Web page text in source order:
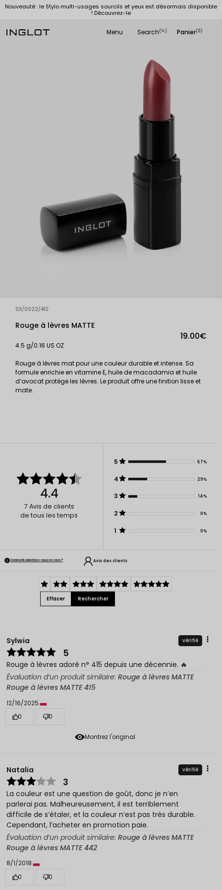
Nouveauté : le Stylo multi-usages sourcils et yeux est désormais disponible
! Découvrez-le
Menu Search(
search ) Panier(0)
03/0022/410
Rouge à lèvres MATTE
19.00€
4.5 g/0.16 US OZ
Rouge à lèvres mat pour une couleur durable et intense. Sa
formule enrichie en vitamine E, huile de macadamia et huile
d’avocat protège les lèvres. Le produit offre une finition lisse et
mate.
4.4
7 Avis de clients
de tous les temps
5 57%
4 29%
3 14%
2 0%
1 0%
Comment collectons-nous les avis ? Avis des clients
Effacer Rechercher
Montrez l'original
Sylwia vérifié
5
Rouge à lèvres adoré n° 415 depuis une décennie. 🔥
Évaluation d’un produit similaire: Rouge à lèvres MATTE
Rouge à lèvres MATTE 415
12/16/2025
0
0
Natalia vérifié
3
La couleur est une question de goût, donc je n’en
parlerai pas. Malheureusement, il est terriblement
difficile de s’étaler, et la couleur n’est pas très durable.
Cependant, l’acheter en promotion paie.
Évaluation d’un produit similaire: Rouge à lèvres MATTE
Rouge à lèvres MATTE 442
8/1/2018
0
0